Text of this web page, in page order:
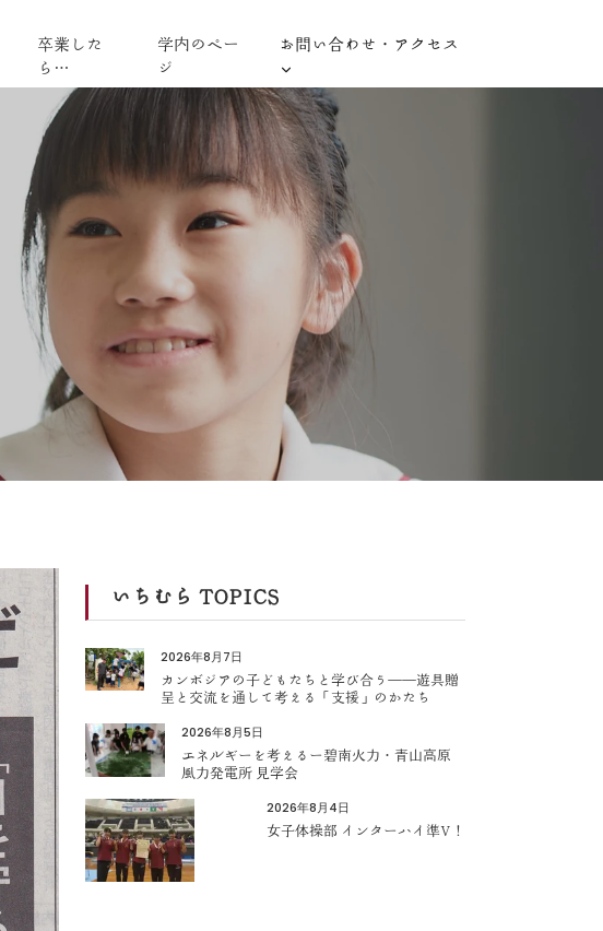
卒業した
ら…
学内のペー
ジ
お問い合わせ・アクセス
いちむら TOPICS
2026年8月7日
カンボジアの子どもたちと学び合う――遊具贈
呈と交流を通して考える「支援」のかたち
2026年8月5日
エネルギーを考えるー碧南火力・青山高原
風力発電所 見学会
2026年8月4日
女子体操部 インターハイ準V！